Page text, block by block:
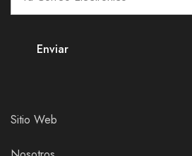
Sitio Web